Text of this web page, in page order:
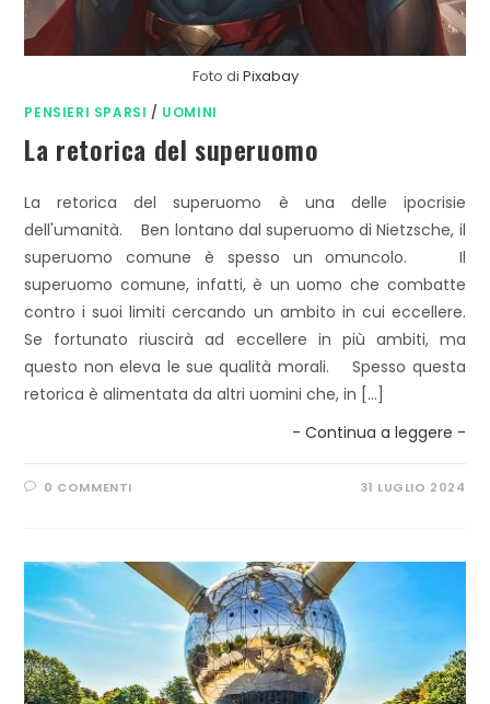
Foto di Pixabay
PENSIERI SPARSI / UOMINI
La retorica del superuomo
La retorica del superuomo è una delle ipocrisie
dell'umanità. Ben lontano dal superuomo di Nietzsche, il
superuomo comune è spesso un omuncolo. Il
superuomo comune, infatti, è un uomo che combatte
contro i suoi limiti cercando un ambito in cui eccellere.
Se fortunato riuscirà ad eccellere in più ambiti, ma
questo non eleva le sue qualità morali. Spesso questa
retorica è alimentata da altri uomini che, in […]
- Continua a leggere -
0 COMMENTI 31 LUGLIO 2024